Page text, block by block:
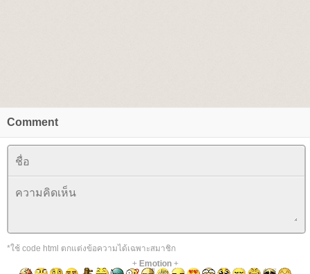
Comment
*ใช้ code html ตกแต่งข้อความได้เฉพาะสมาชิก
+ Emotion+